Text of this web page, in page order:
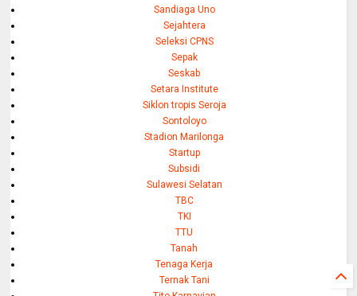
Sandiaga Uno
Sejahtera
Seleksi CPNS
Sepak
Seskab
Setara Institute
Siklon tropis Seroja
Sontoloyo
Stadion Marilonga
Startup
Subsidi
Sulawesi Selatan
TBC
TKI
TTU
Tanah
Tenaga Kerja
Ternak Tani